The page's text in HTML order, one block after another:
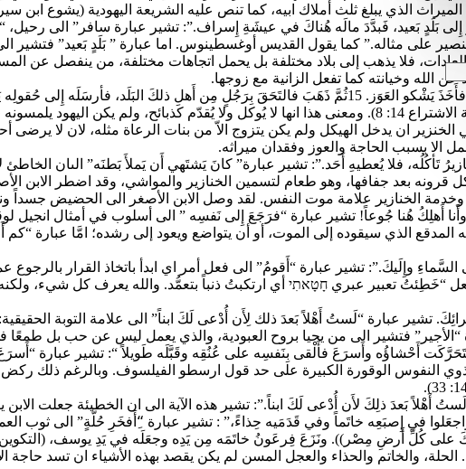
كما تنص عليه الشريعة اليهودية (يشوع ابن سيراخ 33: 24). اما الابن الأكبر فله نصيب أثنين (تثنية الاشتراع
إِلى بَلَدٍ بَعيد، فَبدَّدَ مالَه هُناكَ في عيشَةِ إِسراف.”: تشير عبارة سافر” الى
على مثاله.” كما يقول القديس أوغسطينوس. اما عبارة ” بَلَدٍ بَعيد” فتشير
العادات، فلا يذهب إلى بلاد مختلفة بل يحمل اتجاهات مختلفة، من ينفصل عن
الله وخيانته كما تفعل الزانية مع زوجها.
” 14فَلَمَّا أَنفَقَ كُلَّ شَيء، أَصابَت ذلكَ البَلَدَ مَجاعَةٌ شَديدة، فأَخَذَ يَشْكو العَوَز. 15ثُمَّ ذَهَبَ فالتَحَقَ
الإهانة ومنتهى الذل، لان الخنزير حيوان ” نَجِسٌ لَكم” (تثنية الاشتراع 14: 8). ومعنى هذا انها لا يُوكل
الا بسبب الحاجة والعوز وفقدان ميراثه.
بعد جفافها، وهو طعام لتسمين الخنازير والمواشي، وقد اضطر الابن
الخنازير علامة موت النفس. لقد وصل الابن الأصغر الى الحضيض جسداً
وأَنا أَهلِكُ هُنا جُوعاً! تشير عبارة “فرَجَعَ إِلى نَفسِه ” الى أسلوب في أمثال
المدقع الذي سيقوده إلى الموت، أو أن يتواضع ويعود إلى رشده؛ امَّا عبارة
السَّماءِ وإِلَيكَ.”: تشير عبارة “أَقومُ” الى فعل أمر اي ابدأ باتخاذ القرار
تعبير عبري חָטָאתִי أي ارتكبتُ ذنباً بتعمُّد. والله يعرف كل شيء، ولكنه
تشير عبارة “لَستُ أَهْلاً بَعدَ ذلك لِأَن أُدْعى لَكَ ابناً” الى علامة التوبة
فتشير الى من يحيا بروح العبودية، والذي يعمل ليس عن حب بل طمعًا
النفوس الوقورة الكبيرة على حد قول ارسطو الفيلسوف. وبالرغم ذلك
في إِصبَعِه خاتَماً وفي قَدَمَيه حِذاءً،” : تشير عبارة “ِأَفخَرِ حُلَّةٍ” الى ثوب
الحلة، والخاتم والحذاء والعجل المسن لم يكن يقصد بهذه الأشياء ان تسد